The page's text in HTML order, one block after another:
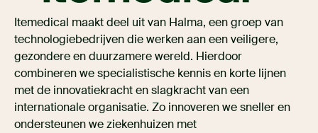
Itemedical maakt deel uit van Halma, een groep van
technologiebedrijven die werken aan een veiligere,
gezondere en duurzamere wereld. Hierdoor
combineren we specialistische kennis en korte lijnen
met de innovatiekracht en slagkracht van een
internationale organisatie. Zo innoveren we sneller en
ondersteunen we ziekenhuizen met